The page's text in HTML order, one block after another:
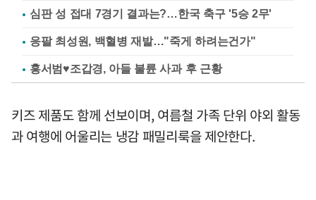
심판 성 접대 7경기 결과는?…한국 축구 '5승 2무'
응팔 최성원, 백혈병 재발…"죽게 하려는건가"
홍서범♥조갑경, 아들 불륜 사과 후 근황
키즈 제품도 함께 선보이며, 여름철 가족 단위 야외 활동
과 여행에 어울리는 냉감 패밀리룩을 제안한다.